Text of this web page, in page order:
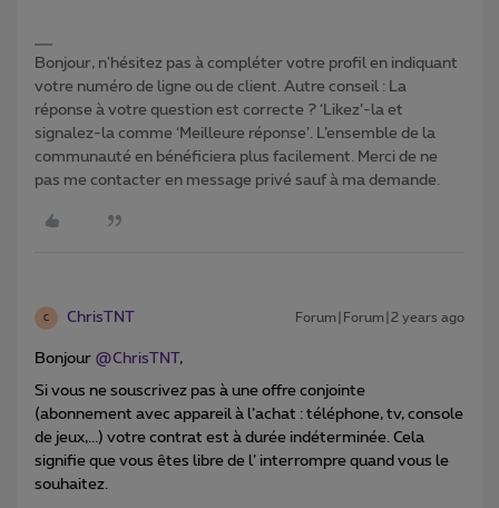
Bonjour, n'hésitez pas à compléter votre profil en indiquant
votre numéro de ligne ou de client. Autre conseil : La
réponse à votre question est correcte ? ‘Likez’-la et
signalez-la comme ‘Meilleure réponse’. L’ensemble de la
communauté en bénéficiera plus facilement. Merci de ne
pas me contacter en message privé sauf à ma demande.
C ChrisTNT Forum|Forum|2 years ago
Bonjour @ChrisTNT ,
Si vous ne souscrivez pas à une offre conjointe
(abonnement avec appareil à l’achat : téléphone, tv, console
de jeux,...) votre contrat est à durée indéterminée. Cela
signifie que vous êtes libre de l’ interrompre quand vous le
souhaitez.